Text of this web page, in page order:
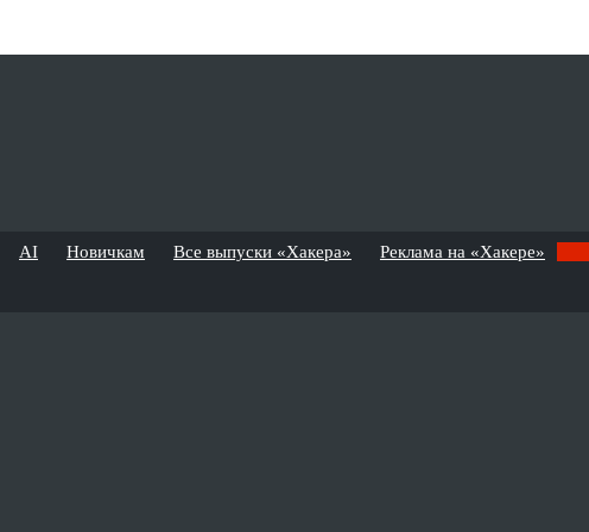
AI Новичкам Все выпуски «Хакера» Реклама на «Хакере»